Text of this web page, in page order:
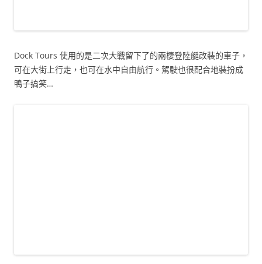
Dock Tours 使用的是二次大戰留下了的兩棲登陸艇改裝的車子，
可在大街上行走，也可在水中自由航行。駕駛也很配合地裝扮成
鴨子搞笑…